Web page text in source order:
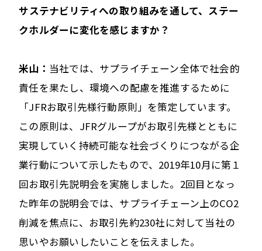
――サステナビリティへの取り組みを通して、ステー
クホルダーに変化を感じますか？
米山： 当社では、サプライチェーン全体で社会的
責任を果たし、環境への配慮を推進するために
「JFRお取引先様行動原則」を策定しています。
この原則は、JFRグループがお取引先様とともに
実現していく持続可能な社会づくりにつながる企
業行動について示したもので、2019年10月に第１
回お取引先説明会を実施しました。2回目となっ
た昨年の説明会では、サプライチェーン上のCO2
削減を焦点に、お取引先約230社に対して当社の
思いやお願いしたいことを伝えました。